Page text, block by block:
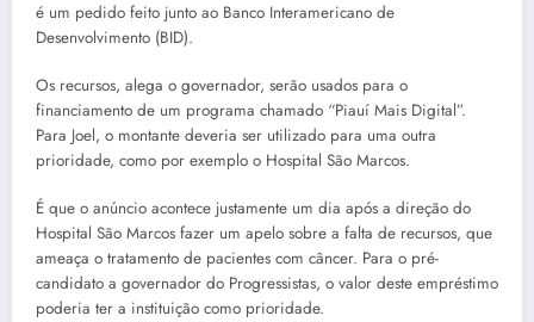
é um pedido feito junto ao Banco Interamericano de
Desenvolvimento (BID).
Os recursos, alega o governador, serão usados para o
financiamento de um programa chamado “Piauí Mais Digital”.
Para Joel, o montante deveria ser utilizado para uma outra
prioridade, como por exemplo o Hospital São Marcos.
É que o anúncio acontece justamente um dia após a direção do
Hospital São Marcos fazer um apelo sobre a falta de recursos, que
ameaça o tratamento de pacientes com câncer. Para o pré-
candidato a governador do Progressistas, o valor deste empréstimo
poderia ter a instituição como prioridade.